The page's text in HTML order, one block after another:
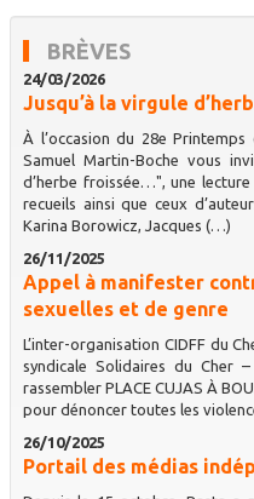
BRÈVES
24/03/2026
Jusqu’à la virgule
À l’occasion du 28e
Samuel Martin-Boche vous
d’herbe froissée…", une
recueils ainsi que ceux
Karina Borowicz, Jacques (…)
26/11/2025
Appel à manifester
sexuelles et de genre
L’inter-organisation CIDFF du
syndicale Solidaires du Cher
rassembler PLACE CUJAS À
pour dénoncer toutes les
26/10/2025
Portail des médias